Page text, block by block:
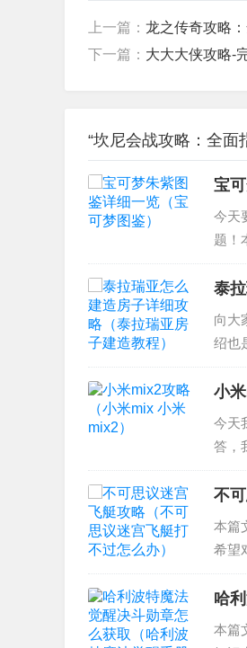
上一篇： 龙之传奇攻略
下一篇： 大大大侠攻略-
“坎尼会战攻略：全面
宝
今天
题！
4、
豚...
泰
向大
绍也
求 2
亚12
小
今天
答，
置？
不
本篇
希望
2、
法介
哈
本篇